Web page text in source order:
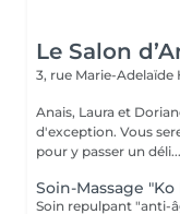
Le Salon
3, rue Marie-Adelaïde
Anais, Laura et
d'exception. Vous serez accueillis dans un cadre raffiné et feutré
pour y passer un déli...
Soin-Massage